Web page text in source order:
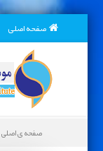
صفحه اصلی
صفحه ی اصلی